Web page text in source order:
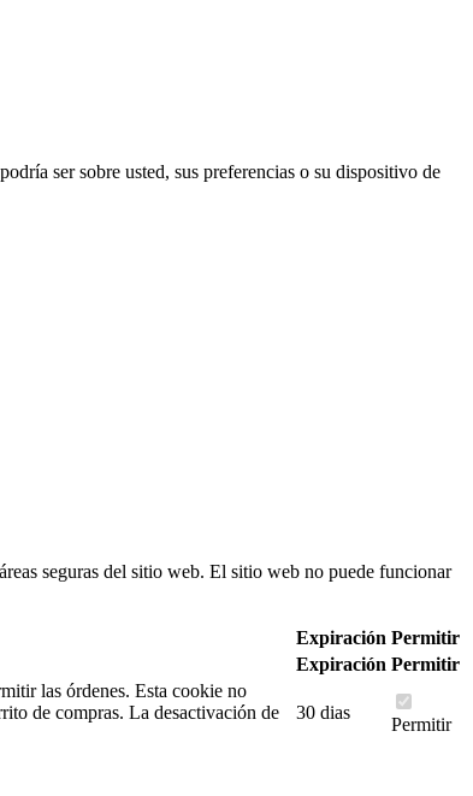
ser sobre usted, sus preferencias o su dispositivo de
seguras del sitio web. El sitio web no puede funcionar
Expiración Permitir
Expiración Permitir
las órdenes. Esta cookie no
de compras. La desactivación de
30 dias
Permitir